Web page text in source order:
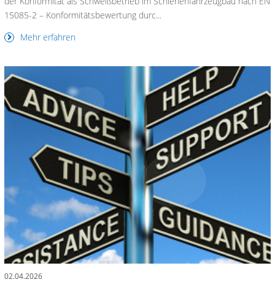
15085-2 – Konformitätsbewertung durc...
Mehr erfahren
02.04.2026